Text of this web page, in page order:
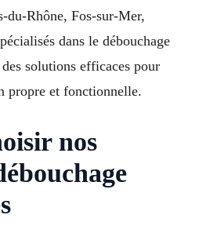
du-Rhône, Fos-sur-Mer,
dans le débouchage
solutions efficaces pour
propre et fonctionnelle.
nos